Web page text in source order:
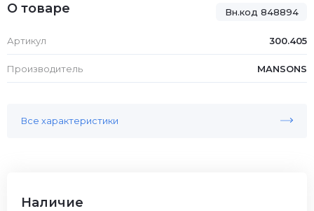
Вн.код 848894
О товаре
Артикул 300.405
Производитель MANSONS
Все характеристики
Наличие